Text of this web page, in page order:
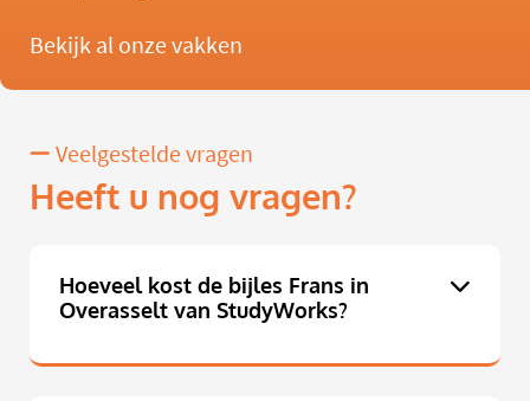
Bekijk al onze vakken
Veelgestelde vragen
Heeft u nog vragen?
Hoeveel kost de bijles Frans in
Overasselt van StudyWorks?